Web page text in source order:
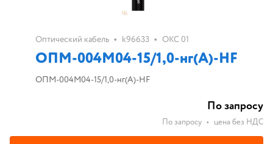
Оптический кабель • k96633 • ОКС 01
ОПМ-004М04-15/1,0-нг(А)-HF
ОПМ-004М04-15/1,0-нг(А)-HF
По запросу
По запросу • цена без НДС